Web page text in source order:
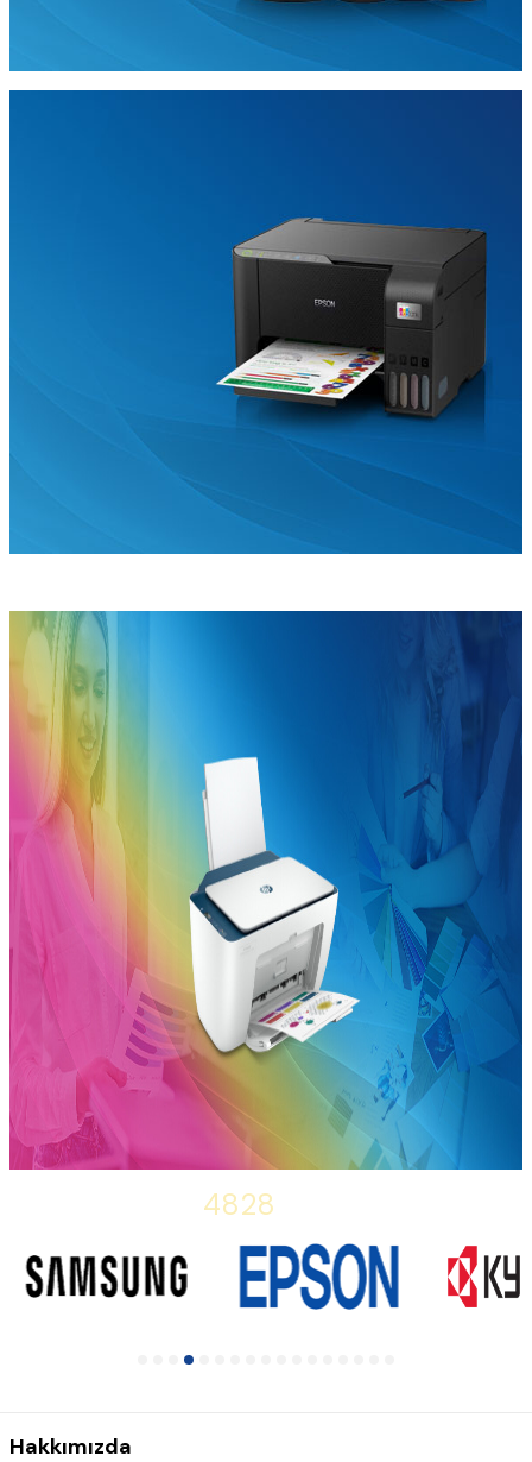
Epson
L3250
Çok Fonksiyonlu
Mürekkep
Tanklı Yazıcı
İncele
4828
OneYazıcı
Hakkımızda